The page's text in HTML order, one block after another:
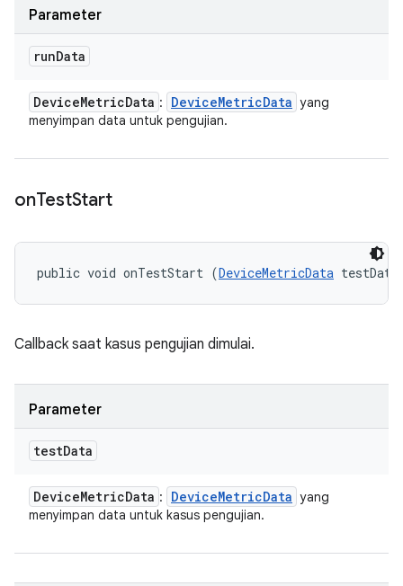
Parameter
runData
DeviceMetricData : DeviceMetricData yang
menyimpan data untuk pengujian.
onTestStart
public void onTestStart (DeviceMetricData
Callback saat kasus pengujian dimulai.
Parameter
testData
DeviceMetricData : DeviceMetricData yang
menyimpan data untuk kasus pengujian.